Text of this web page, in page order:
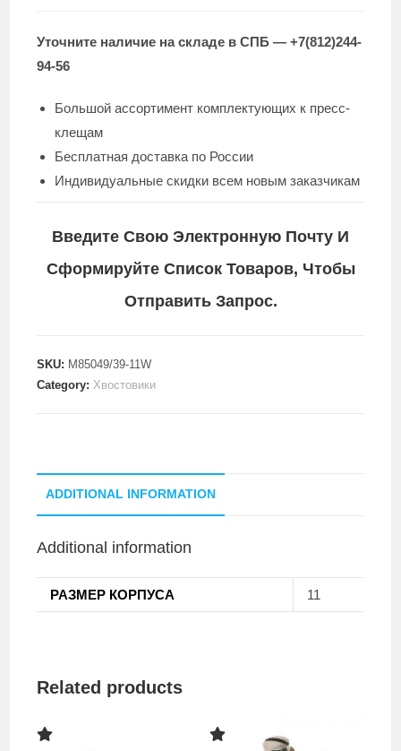
Уточните наличие на складе в СПБ — +7(812)244-
94-56
Большой ассортимент комплектующих к пресс-
клещам
Бесплатная доставка по России
Индивидуальные скидки всем новым заказчикам
Введите Свою Электронную Почту И
Сформируйте Список Товаров, Чтобы
Отправить Запрос.
SKU: M85049/39-11W
Category:Хвостовики
ADDITIONAL INFORMATION
Additional information
РАЗМЕР КОРПУСА 11
Related products